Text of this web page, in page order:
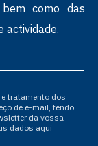
como das
actividade.
tratamento dos
de e-mail, tendo
da vossa
dados aqui